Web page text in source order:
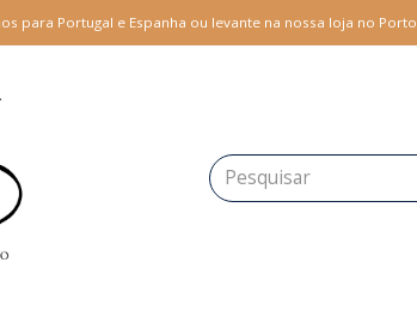
para Portugal e Espanha ou levante na nossa loja no Porto